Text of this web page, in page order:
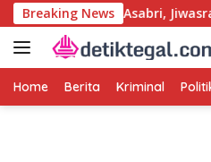
Langsung
ke
konten
Breaking News
PLN, Asabri, Jiwasraya, dan
Home Berita Kriminal